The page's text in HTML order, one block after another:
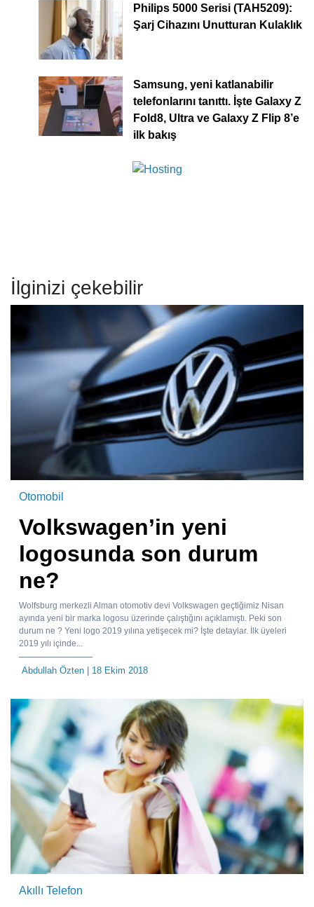
Philips 5000 Serisi (TAH5209):
Şarj Cihazını Unutturan Kulaklık
Samsung, yeni katlanabilir
telefonlarını tanıttı. İşte Galaxy Z
Fold8, Ultra ve Galaxy Z Flip 8’e
ilk bakış
İlginizi çekebilir
Otomobil
Volkswagen’in yeni
logosunda son durum
ne?
Wolfsburg merkezli Alman otomotiv devi Volkswagen geçtiğimiz Nisan
ayında yeni bir marka logosu üzerinde çalıştığını açıklamıştı. Peki son
durum ne ? Yeni logo 2019 yılına yetişecek mi? İşte detaylar. İlk üyeleri
2019 yılı içinde...
Abdullah Özten | 18 Ekim 2018
Akıllı Telefon